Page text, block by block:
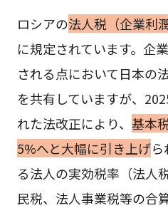
ロシアの法人税（企業利潤
に規定されています。企
される点において日本の
を共有していますが、
れた法改正により、 基本
5%へと大幅に引き上げら
る法人の実効税率（法人
民税、法人事業税等の合